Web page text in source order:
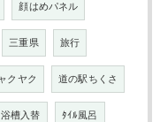
顔はめパネル
三重県 旅行
クヤク 道の駅ちくさ
浴槽入替 ﾀｲﾙ風呂